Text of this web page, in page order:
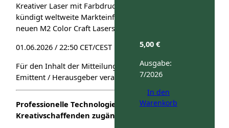
Kreativer Laser mit Farbdruck: xTool
kündigt weltweite Markteinführung seines
neuen M2 Color Craft Lasers an
01.06.2026 / 22:50 CET/CEST
Für den Inhalt der Mitteilung ist der
Emittent / Herausgeber verantwortlich.
Professionelle Technologie wird für alle
Kreativschaffenden zugänglich
5,00 €
Ausgabe:
7/2026
In den
Warenkorb